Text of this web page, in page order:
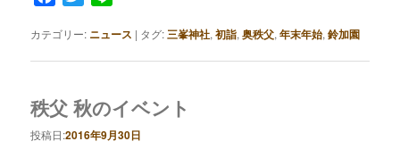
カテゴリー: ニュース | タグ:三峯神社,初詣,奥秩父,年末年始,鈴加園
秩父 秋のイベント
投稿日:2016年9月30日